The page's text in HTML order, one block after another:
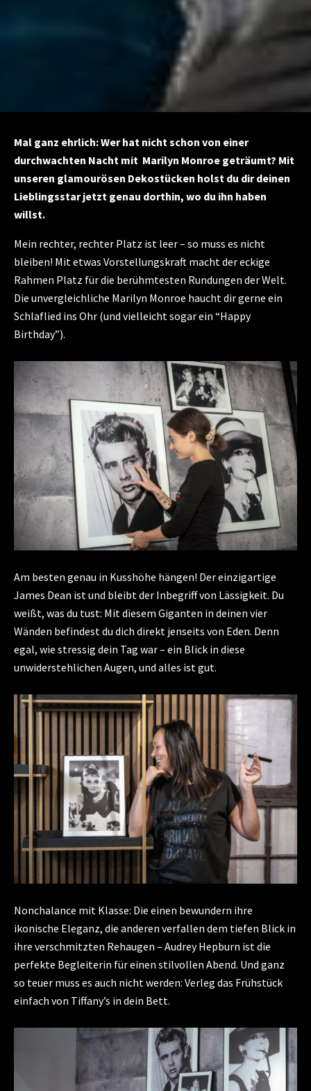
Mal ganz ehrlich: Wer hat nicht schon von einer
durchwachten Nacht mit Marilyn Monroe geträumt? Mit
unseren glamourösen Dekostücken holst du dir deinen
Lieblingsstar jetzt genau dorthin, wo du ihn haben
willst.
Mein rechter, rechter Platz ist leer – so muss es nicht
bleiben! Mit etwas Vorstellungskraft macht der eckige
Rahmen Platz für die berühmtesten Rundungen der Welt.
Die unvergleichliche Marilyn Monroe haucht dir gerne ein
Schlaflied ins Ohr (und vielleicht sogar ein “Happy
Birthday”).
Am besten genau in Kusshöhe hängen! Der einzigartige
James Dean ist und bleibt der Inbegriff von Lässigkeit. Du
weißt, was du tust: Mit diesem Giganten in deinen vier
Wänden befindest du dich direkt jenseits von Eden. Denn
egal, wie stressig dein Tag war – ein Blick in diese
unwiderstehlichen Augen, und alles ist gut.
Nonchalance mit Klasse: Die einen bewundern ihre
ikonische Eleganz, die anderen verfallen dem tiefen Blick in
ihre verschmitzten Rehaugen – Audrey Hepburn ist die
perfekte Begleiterin für einen stilvollen Abend. Und ganz
so teuer muss es auch nicht werden: Verleg das Frühstück
einfach von Tiffany’s in dein Bett.